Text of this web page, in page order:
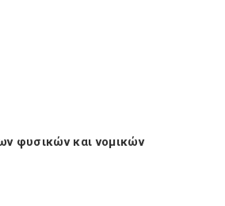
φυσικών και νομικών